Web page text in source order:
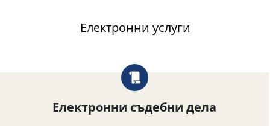
Електронни услуги
Електронни съдебни дела